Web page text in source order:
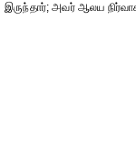
இருந்தார்; அவர் ஆலய